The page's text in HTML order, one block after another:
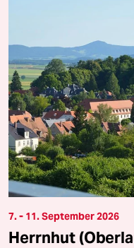
7. - 11. September 2026
Herrnhut